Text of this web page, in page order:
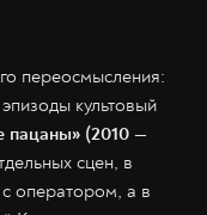
переосмысления:
культовый
пацаны» (2010 —
сцен, в
оператором, а в